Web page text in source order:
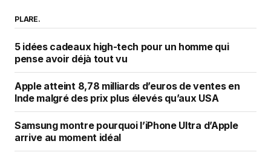
PLARE.
5 idées cadeaux high-tech pour un homme qui
pense avoir déjà tout vu
Apple atteint 8,78 milliards d’euros de ventes en
Inde malgré des prix plus élevés qu’aux USA
Samsung montre pourquoi l’iPhone Ultra d’Apple
arrive au moment idéal